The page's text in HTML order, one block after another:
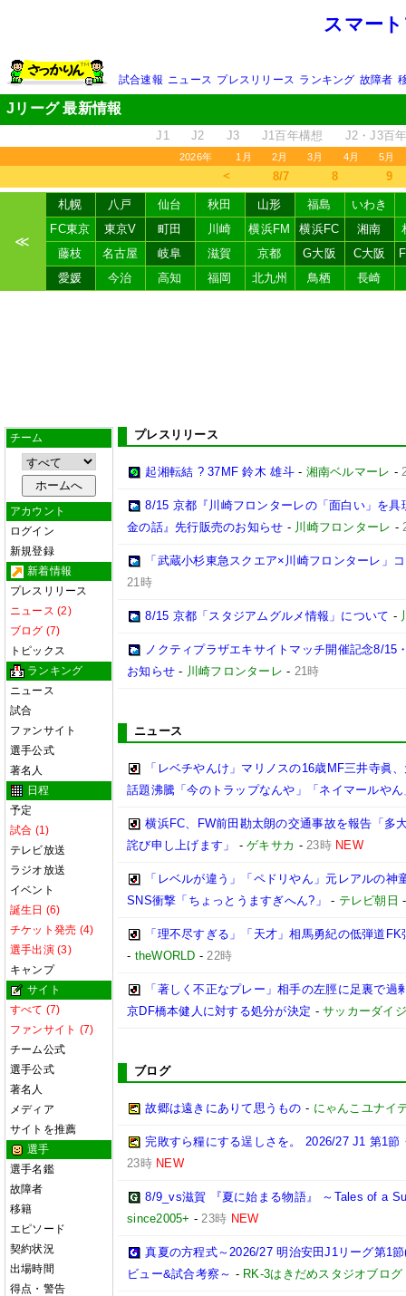
スマー
試合速報 ニュース プレスリリース ランキング 故障者
Jリーグ 最新情報
J1 J2 J3 J1百年構想 J2・J3百
2026年 1月 2月 3月 4月 5月
＜ 8/7 8 9
≪
札幌 八戸 仙台 秋田 山形 福島
いわき
FC東京
東京V 町田 川崎 横浜FM 横浜FC 湘南
藤枝
名古屋 岐阜 滋賀 京都 G大阪 C大阪
愛媛
今治 高知 福岡 北九州 鳥栖 長崎
チーム
アカウント
ログイン
新規登録
新着情報
プレスリリース
ニュース (2)
ブログ (7)
トピックス
ランキング
ニュース
試合
ファンサイト
選手公式
著名人
日程
予定
試合 (1)
テレビ放送
ラジオ放送
イベント
誕生日 (6)
チケット発売 (4)
選手出演 (3)
キャンプ
サイト
すべて (7)
ファンサイト (7)
チーム公式
選手公式
著名人
メディア
サイトを推薦
選手
選手名鑑
故障者
移籍
エピソード
契約状況
出場時間
得点・警告
プレスリリース
起湘転結 ? 37MF 鈴木 雄斗- 湘南ベルマーレ -
8/15 京都『川崎フロンターレの「面白い」を
金の話』先行販売のお知らせ - 川崎フロンターレ -
「武蔵小杉東急スクエア×川崎フロンターレ」
21時
8/15 京都「スタジアムグルメ情報」について -
ノクティプラザエキサイトマッチ開催記念8/
お知らせ - 川崎フロンターレ - 21時
ニュース
「レベチやんけ」マリノスの16歳MF三井寺眞
話題沸騰「今のトラップなんや」「ネイマールやん
横浜FC、FW前田勘太朗の交通事故を報告「多
詫び申し上げます」
-ゲキサカ -23時 NEW
「レベルが違う」「ペドリやん」元レアルの
SNS衝撃「ちょっとうますぎへん?」
- テレビ朝日
「理不尽すぎる」「天才」相馬勇紀の低弾道
- theWORLD -22時
「著しく不正なプレー」相手の左脛に足裏で
京DF橋本健人に対する処分が決定 -サッカーダイ
ブログ
故郷は遠きにありて思うもの - にゃんこユナイ
完敗すら糧にする逞しさを。 2026/27 J1 第1節
23時 NEW
8/9_vs滋賀 『夏に始まる物語』 ～Tales of a
since2005+ -23時 NEW
真夏の方程式～2026/27 明治安田J1リーグ第1
ビュー&試合考察～ - RK-3はきだめスタジオブログ